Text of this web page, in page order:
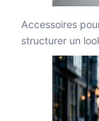
Accessoires
structurer un